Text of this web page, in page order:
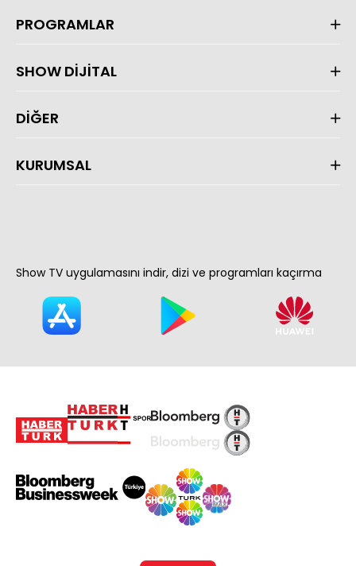
PROGRAMLAR
SHOW DİJİTAL
DİĞER
KURUMSAL
Show TV uygulamasını indir, dizi ve programları kaçırma